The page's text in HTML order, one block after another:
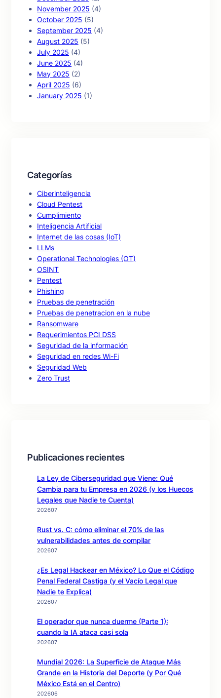
November 2025 (4)
October 2025 (5)
September 2025 (4)
August 2025 (5)
July 2025 (4)
June 2025 (4)
May 2025 (2)
April 2025 (6)
January 2025 (1)
Categorías
Ciberinteligencia
Cloud Pentest
Cumplimiento
Inteligencia Artificial
Internet de las cosas (IoT)
LLMs
Operational Technologies (OT)
OSINT
Pentest
Phishing
Pruebas de penetración
Pruebas de penetracion en la nube
Ransomware
Requerimientos PCI DSS
Seguridad de la información
Seguridad en redes Wi-Fi
Seguridad Web
Zero Trust
Publicaciones recientes
La Ley de Ciberseguridad que Viene: Qué
Cambia para tu Empresa en 2026 (y los Huecos
Legales que Nadie te Cuenta)
202607
Rust vs. C: cómo eliminar el 70% de las
vulnerabilidades antes de compilar
202607
¿Es Legal Hackear en México? Lo Que el Código
Penal Federal Castiga (y el Vacío Legal que
Nadie te Explica)
202607
El operador que nunca duerme (Parte 1):
cuando la IA ataca casi sola
202607
Mundial 2026: La Superficie de Ataque Más
Grande en la Historia del Deporte (y Por Qué
México Está en el Centro)
202606